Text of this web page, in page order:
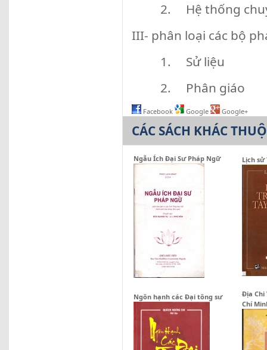
2. Hệ thống
III- phân loại các bộ
1. Sử liệu
2. Phân giáo
Facebook Google Google+
CÁC SÁCH KHÁC
Ngẫu Ích Đại Sư Pháp Ngữ Lịch sử
Ngôn hạnh các Đại tông sư
Địa Chi
Chí